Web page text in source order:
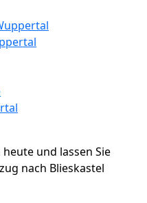
und lassen Sie
nach Blieskastel